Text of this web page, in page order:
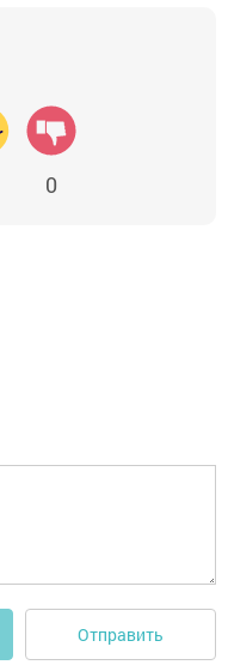
0
Отправить